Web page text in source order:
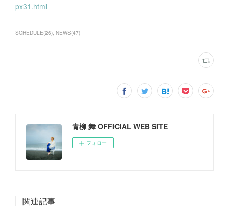
px31.html
SCHEDULE(26) NEWS(47)
青柳 舞 OFFICIAL WEB SITE
フォロー
関連記事